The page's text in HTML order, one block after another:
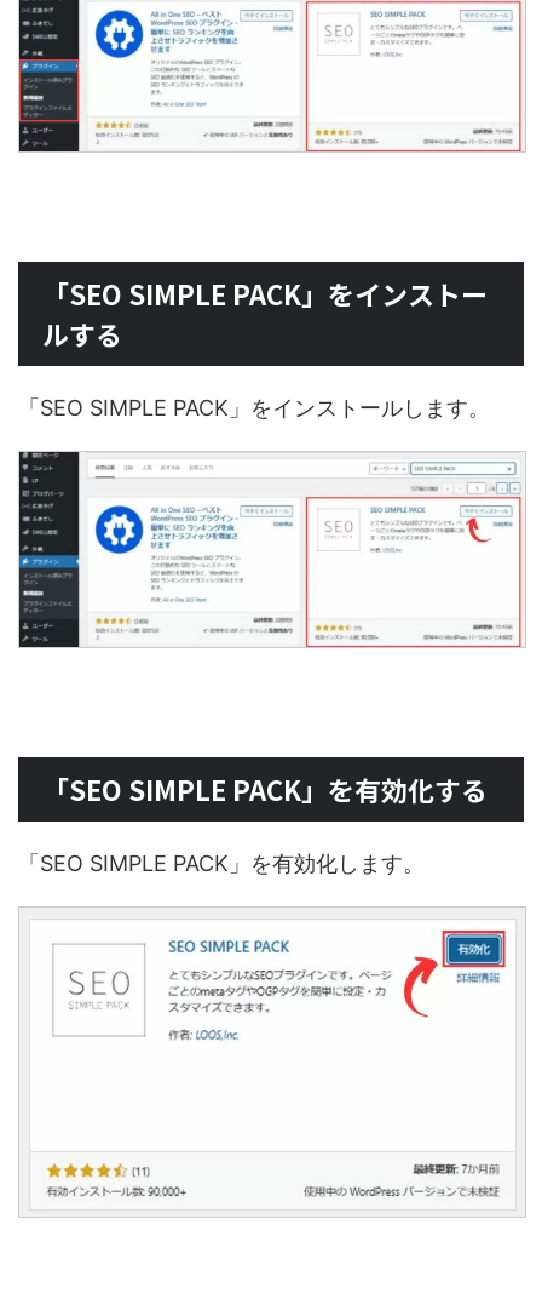
「SEO SIMPLE PACK」をインストー
ルする
「SEO SIMPLE PACK」をインストールします。
「SEO SIMPLE PACK」を有効化する
「SEO SIMPLE PACK」を有効化します。